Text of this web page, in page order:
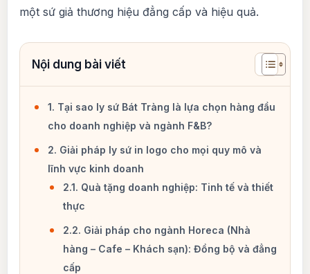
một sứ giả thương hiệu đẳng cấp và hiệu quả.
1. Tại sao ly sứ Bát Tràng là lựa chọn hàng đầu
cho doanh nghiệp và ngành F&B?
2. Giải pháp ly sứ in logo cho mọi quy mô và
lĩnh vực kinh doanh
2.1. Quà tặng doanh nghiệp: Tinh tế và thiết
thực
2.2. Giải pháp cho ngành Horeca (Nhà
hàng – Cafe – Khách sạn): Đồng bộ và đẳng
cấp